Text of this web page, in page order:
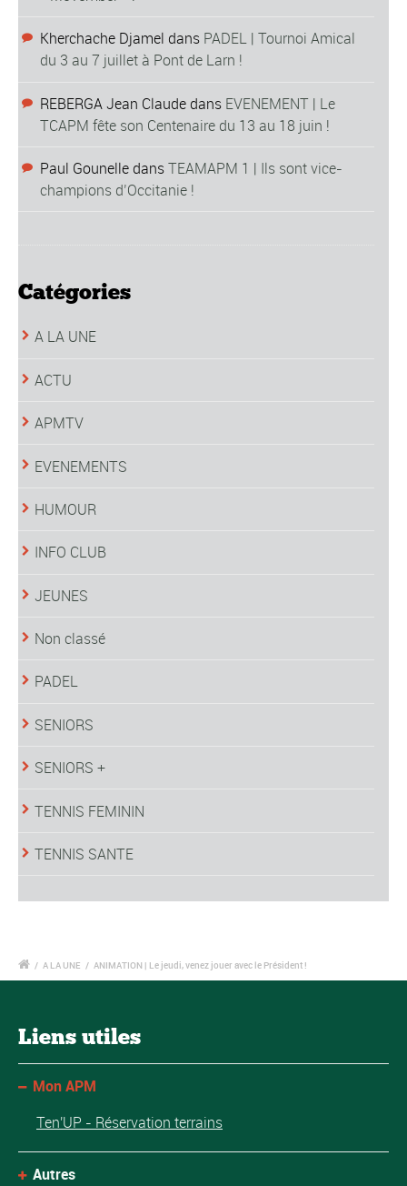
Kherchache Djamel dans PADEL | Tournoi Amical
du 3 au 7 juillet à Pont de Larn !
REBERGA Jean Claude dans EVENEMENT | Le
TCAPM fête son Centenaire du 13 au 18 juin !
Paul Gounelle dansTEAMAPM 1 | Ils sont vice-
champions d’Occitanie !
Catégories
A LA UNE
ACTU
APMTV
EVENEMENTS
HUMOUR
INFO CLUB
JEUNES
Non classé
PADEL
SENIORS
SENIORS +
TENNIS FEMININ
TENNIS SANTE
/ A LA UNE / ANIMATION | Le jeudi, venez jouer avec le Président !
Liens utiles
Mon APM
Ten'UP - Réservation terrains
Autres